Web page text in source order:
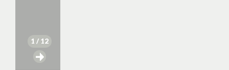
1 / 12